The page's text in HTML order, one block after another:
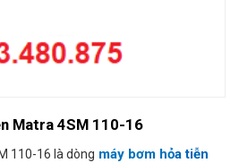
Matra 4SM 110-16
110-16 là dòng máy bơm hỏa tiễn